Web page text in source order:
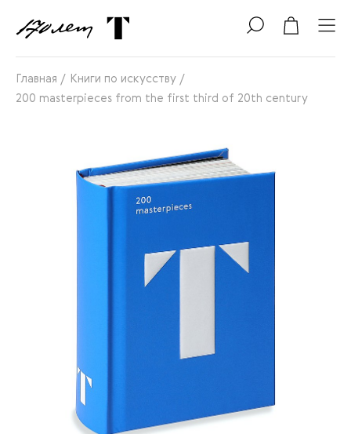
Главная / Книги по искусству /
200 masterpieces from the first third of 20th century